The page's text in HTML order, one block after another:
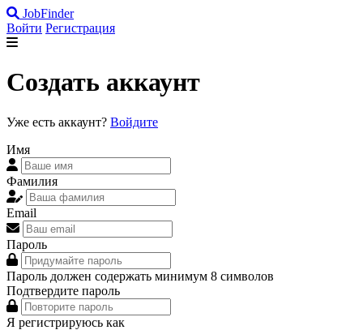
JobFinder
Войти Регистрация
Создать аккаунт
Уже есть аккаунт? Войдите
Имя
Фамилия
Email
Пароль
Пароль должен содержать минимум 8 символов
Подтвердите пароль
Я регистрируюсь как